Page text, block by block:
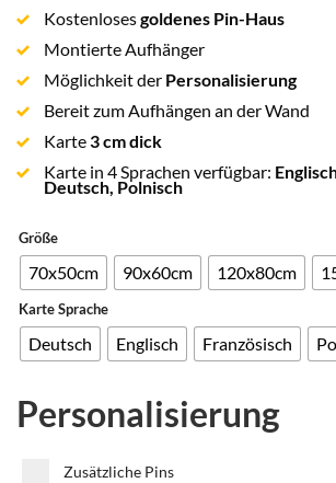
Kostenlosesgoldenes Pin-Haus
Montierte Aufhänger
Möglichkeit der Personalisierung
Bereit zum Aufhängen an der Wand
Karte3 cm dick
Karte in 4 Sprachen verfügbar:
Deutsch, Polnisch
Größe
70x50cm 90x60cm 120x80cm
Karte Sprache
Deutsch Englisch Französisch
Personalisierung
Zusätzliche Pins